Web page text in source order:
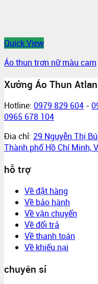
Quick View
Áo thun trơn nữ màu cam
Xưởng Áo Thun Atlan
Hotline: 0979 829 604 -
0965 678 104
Đia chỉ: 29 Nguyễn Thị
Thành phố Hồ Chí Minh,
hỗ trợ
Về đặt hàng
Về bảo hành
Về vận chuyển
Về đổi trả
Về thanh toán
Về khiếu nại
chuyên sỉ